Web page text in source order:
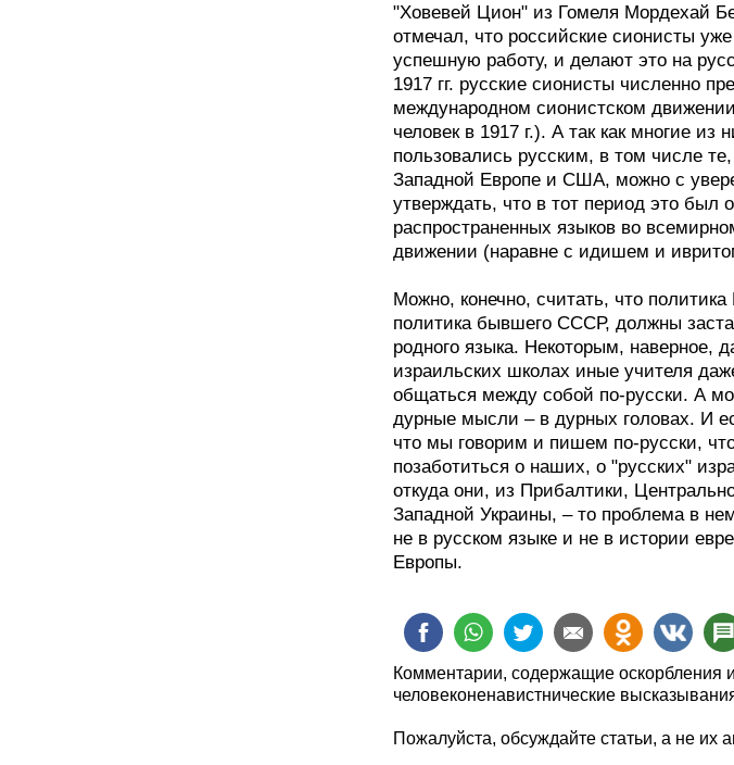
"Ховевей Цион" из Гомеля Мордехай
отмечал, что российские сионисты
успешную работу, и делают это на
1917 гг. русские сионисты численно
международном сионистском
человек в 1917 г.). А так как многие из
пользовались русским, в том числе
Западной Европе и США, можно с
утверждать, что в тот период это был
распространенных языков во
движении (наравне с идишем и
Можно, конечно, считать, что политика
политика бывшего СССР, должны
родного языка. Некоторым, наверное,
израильских школах иные учителя
общаться между собой по-русски. А
дурные мысли – в дурных головах. И
что мы говорим и пишем по-русски,
позаботиться о наших, о "русских"
откуда они, из Прибалтики,
Западной Украины, – то проблема в
не в русском языке и не в истории
Европы.
Комментарии, содержащие оскорбления и
человеконенавистнические
Пожалуйста, обсуждайте статьи, а не их